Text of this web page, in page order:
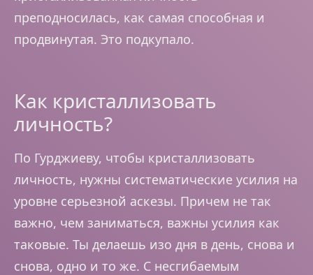
преподносилась, как самая способная и
продвинутая. Это подкупало.
Как кристаллизовать
личность?
По Гурджиеву, чтобы кристаллизовать
личность, нужны систематические усилия на
уровне серьезной аскезы. Причем не так
важно, чем заниматься, важны усилия как
таковые. Ты делаешь изо дня в день, снова и
снова, одно и то же. С несгибаемым